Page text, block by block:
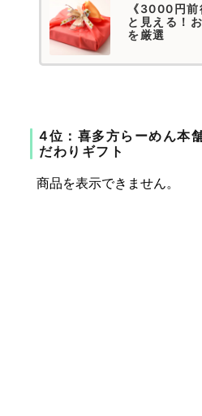
《3000円
と見える！
を厳選
4位：喜多方らーめん本
だわりギフト